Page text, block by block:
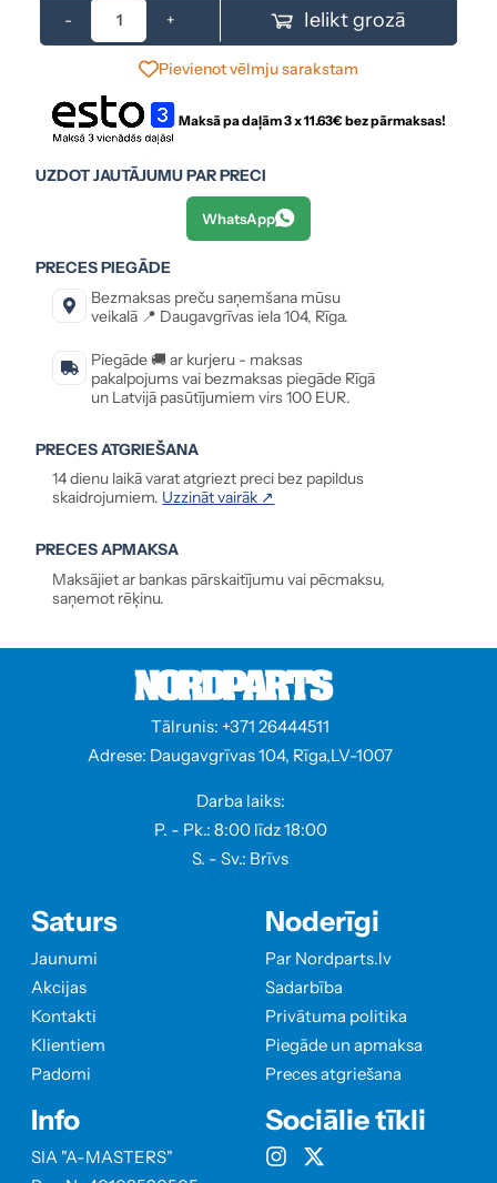
- + Ielikt grozā
Pievienot vēlmju sarakstam
Maksā pa daļām 3 x11.63€ bez pārmaksas!
UZDOT JAUTĀJUMU PAR PRECI
WhatsApp
PRECES PIEGĀDE
Bezmaksas preču saņemšana mūsu
veikalā 📍 Daugavgrīvas iela 104, Rīga.
Piegāde 🚚 ar kurjeru - maksas
pakalpojums vai bezmaksas piegāde Rīgā
un Latvijā pasūtījumiem virs 100 EUR.
PRECES ATGRIEŠANA
14 dienu laikā varat atgriezt preci bez papildus
skaidrojumiem. Uzzināt vairāk ↗
PRECES APMAKSA
Maksājiet ar bankas pārskaitījumu vai pēcmaksu,
saņemot rēķinu.
Tālrunis: +371 26444511
Adrese: Daugavgrīvas 104, Rīga,LV-1007
Darba laiks:
P. - Pk.: 8:00 līdz 18:00
S. - Sv.: Brīvs
Saturs
Jaunumi
Akcijas
Kontakti
Klientiem
Padomi
Info
SIA "A-MASTERS"
Noderīgi
Par Nordparts.lv
Sadarbība
Privātuma politika
Piegāde un apmaksa
Preces atgriešana
Sociālie tīkli